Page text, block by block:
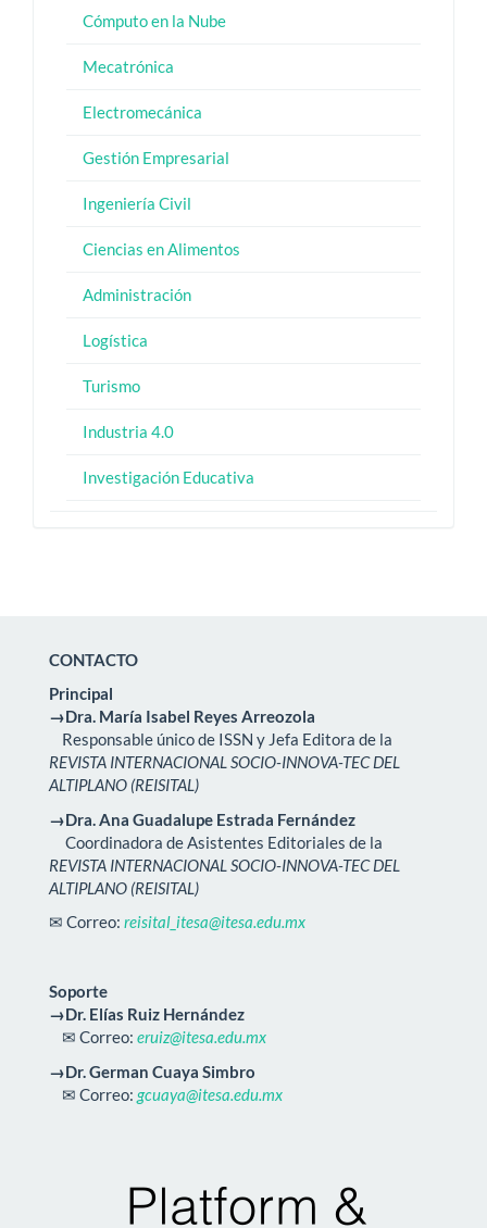
Cómputo en la Nube
Mecatrónica
Electromecánica
Gestión Empresarial
Ingeniería Civil
Ciencias en Alimentos
Administración
Logística
Turismo
Industria 4.0
Investigación Educativa
CONTACTO
Principal
→Dra. María Isabel Reyes Arreozola
Responsable único de ISSN y Jefa Editora de la
REVISTA INTERNACIONAL SOCIO-INNOVA-TEC DEL
ALTIPLANO (REISITAL)
→Dra. Ana Guadalupe Estrada Fernández
Coordinadora de Asistentes Editoriales de la
REVISTA INTERNACIONAL SOCIO-INNOVA-TEC DEL
ALTIPLANO (REISITAL)
✉ Correo: reisital_itesa@itesa.edu.mx
Soporte
→Dr. Elías Ruiz Hernández
✉ Correo: eruiz@itesa.edu.mx
→Dr. German Cuaya Simbro
✉ Correo: gcuaya@itesa.edu.mx